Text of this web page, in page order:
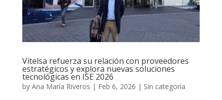
Vitelsa refuerza su relación con proveedores
estratégicos y explora nuevas soluciones
tecnológicas en ISE 2026
by Ana María Riveros | Feb 6, 2026 | Sin categoría